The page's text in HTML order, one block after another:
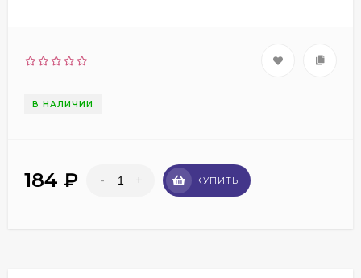
В НАЛИЧИИ
184 ₽ - + КУПИТЬ